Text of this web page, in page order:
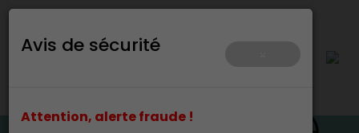
Avis de sécurité
Attention, alerte fraude !